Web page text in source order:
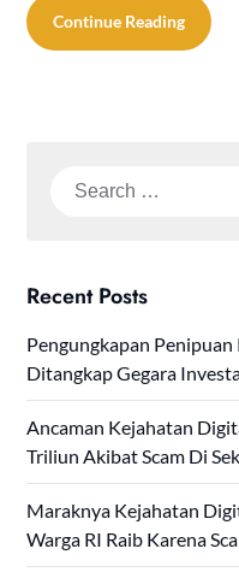
Continue Reading
Search
Recent Posts
Pengungkapan
Ditangkap Gegara
Ancaman Kejahatan
Triliun Akibat Scam Di
Maraknya Kejahatan
Warga RI Raib Karena